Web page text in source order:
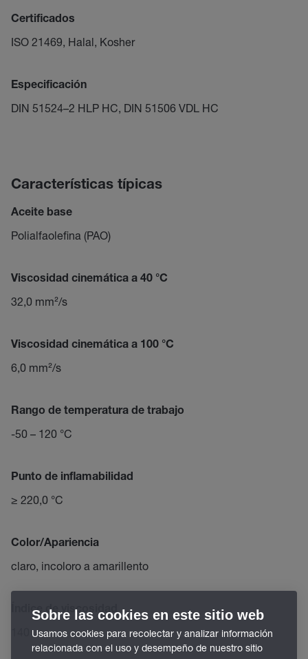
Certificados
ISO 21469, Halal, Kosher
Especificación
DIN 51524–2 HLP HC, DIN 51506 VDL HC
Características típicas
Aceite base
Polialfaolefina (PAO)
Viscosidad cinemática a 40 °C
32,0 mm²/s
Viscosidad cinemática a 100 °C
6,0 mm²/s
Rango de temperatura de trabajo
-50 – 120 °C
Punto de inflamabilidad
≥ 220,0 °C
Color/Apariencia
claro, incoloro a amarillento
Índice de viscosidad
Sobre las cookies en este sitio web
Usamos cookies para recolectar y analizar información
relacionada con el uso y desempeño de nuestro sitio